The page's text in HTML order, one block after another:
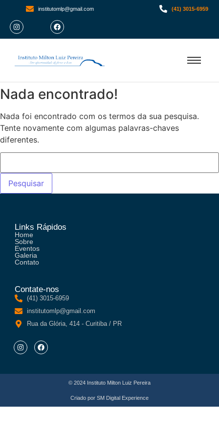
institutomlp@gmail.com (41) 3015-6959
Nada encontrado!
Nada foi encontrado com os termos da sua pesquisa.
Tente novamente com algumas palavras-chaves
diferentes.
Links Rápidos
Home
Sobre
Eventos
Galeria
Contato
Contate-nos
(41) 3015-6959
institutomlp@gmail.com
Rua da Glória, 414 - Curitiba / PR
© 2024 Instituto Milton Luiz Pereira
Criado por SM Digital Experience